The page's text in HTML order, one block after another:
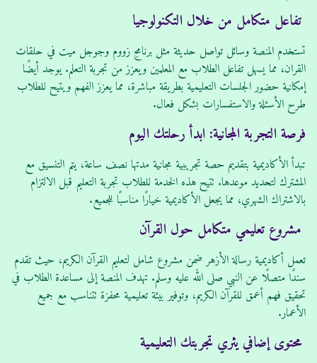
تفاعل متكامل من خلال التكنولوجيا
تستخدم المنصة وسائل تواصل حديثة مثل برنامج زووم وجوجل ميت في حلقات
القران، مما يسهل تفاعل الطلاب مع المعلمين ويعزز من تجربة التعلم. يوجد أيضًا
إمكانية حضور الجلسات التعليمية بطريقة مباشرة، مما يعزز الفهم ويتيح للطلاب
طرح الأسئلة والاستفسارات بشكل فعال.
فرصة التجربة المجانية: ابدأ رحلتك اليوم
تبدأ الأكاديمية بتقديم حصة تجريبية مجانية مدتها نصف ساعة، يتم التنسيق مع
المشترك لتحديد موعدها. تتيح هذه الخدمة للطلاب تجربة التعليم قبل الالتزام
بالاشتراك الشهري، مما يجعل الأكاديمية خيارًا مناسبًا للجميع.
مشروع تعليمي متكامل حول القرآن
تعمل أكاديمية رسالة الأزهر ضمن مشروع شامل لتعليم القرآن الكريم، حيث تقدم
سندًا متصلًا عن النبي صلى الله عليه وسلم. تهدف المنصة إلى مساعدة الطلاب في
تحقيق فهم أعمق للقرآن الكريم، وتوفير بيئة تعليمية محفزة تتناسب مع جميع
الأعمار.
محتوى إضافي يثري تجربتك التعليمية